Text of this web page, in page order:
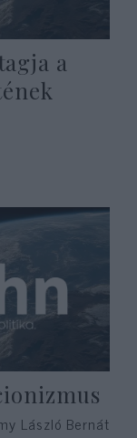
a
László Bernát